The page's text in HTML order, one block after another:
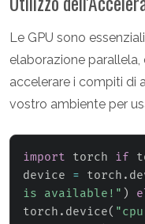
Le GPU sono
elaborazione
accelerare i compiti di
vostro ambiente per
import torch if
device = torch .
is available!" )
torch . device(